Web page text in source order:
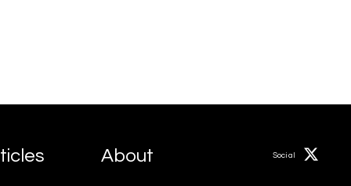
About Social